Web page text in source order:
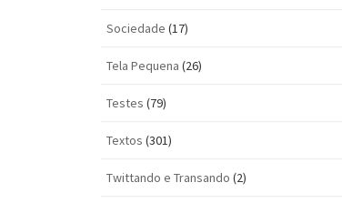
Sociedade (17)
Tela Pequena (26)
Testes (79)
Textos (301)
Twittando e Transando (2)